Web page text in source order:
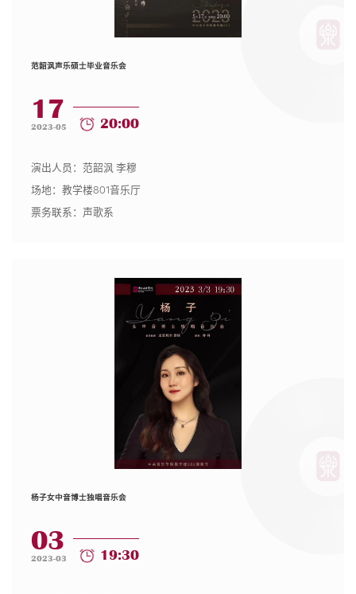
范韶沨声乐硕士毕业音乐会
17
2023-05 20:00
演出人员：范韶沨 李穆
场地：教学楼801音乐厅
票务联系：声歌系
杨子女中音博士独唱音乐会
03
2023-03 19:30